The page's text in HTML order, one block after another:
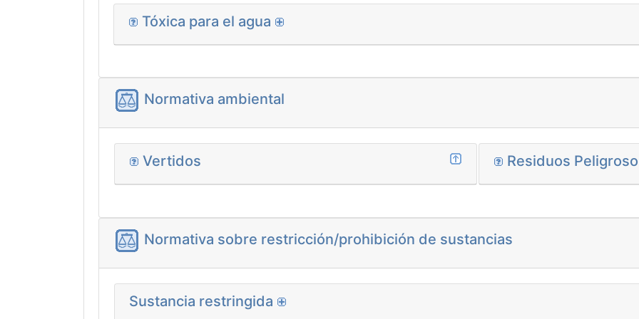
Tóxica para el agua
Normativa ambiental
Vertidos Residuos
Normativa sobre restricción/prohibición de sustancias
Sustancia restringida